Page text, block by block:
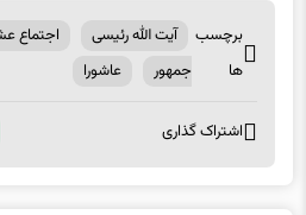
برچسب
ها
آیت الله رئیسی اجتماع
جمهور
عاشورا
اشتراک گذاری